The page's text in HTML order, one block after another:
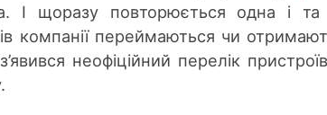
І щоразу повторюється одна і та
компанії переймаються чи
неофіційний перелік